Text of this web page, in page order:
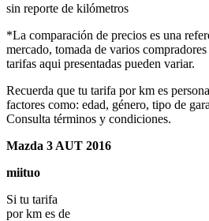
sin reporte de kilómetros
*La comparación de precios es una
mercado, tomada de varios
tarifas aqui presentadas pueden variar.
Recuerda que tu tarifa por km es
factores como: edad, género, tipo de
Consulta términos y condiciones.
Mazda 3 AUT 2016
miituo
Si tu tarifa
por km es de